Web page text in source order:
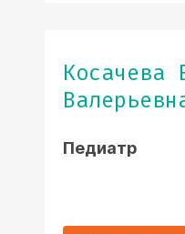
Косачева
Педиатр